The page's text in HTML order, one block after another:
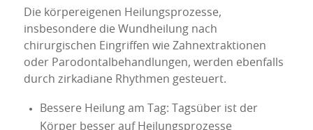
Die körpereigenen Heilungsprozesse,
insbesondere die Wundheilung nach
chirurgischen Eingriffen wie Zahnextraktionen
oder Parodontalbehandlungen, werden ebenfalls
durch zirkadiane Rhythmen gesteuert.
Bessere Heilung am Tag: Tagsüber ist der
Körper besser auf Heilungsprozesse